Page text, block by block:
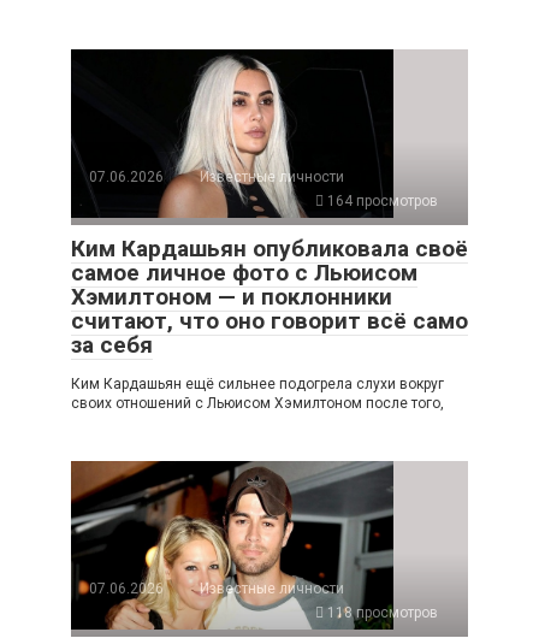
07.06.2026
Известные личности
164 просмотров
Ким Кардашьян опубликовала своё
самое личное фото с Льюисом
Хэмилтоном — и поклонники
считают, что оно говорит всё само
за себя
Ким Кардашьян ещё сильнее подогрела слухи вокруг
своих отношений с Льюисом Хэмилтоном после того,
07.06.2026
Известные личности
118 просмотров